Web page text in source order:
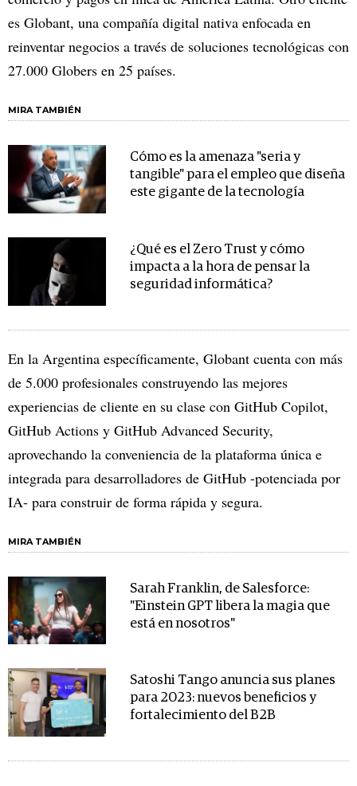
es Globant, una compañía digital nativa enfocada en
reinventar negocios a través de soluciones tecnológicas con
27.000 Globers en 25 países.
MIRA TAMBIÉN
Cómo es la amenaza "seria y
tangible" para el empleo que diseña
este gigante de la tecnología
¿Qué es el Zero Trust y cómo
impacta a la hora de pensar la
seguridad informática?
En la Argentina específicamente, Globant cuenta con más
de 5.000 profesionales construyendo las mejores
experiencias de cliente en su clase con GitHub Copilot,
GitHub Actions y GitHub Advanced Security,
aprovechando la conveniencia de la plataforma única e
integrada para desarrolladores de GitHub -potenciada por
IA- para construir de forma rápida y segura.
MIRA TAMBIÉN
Sarah Franklin, de Salesforce:
"Einstein GPT libera la magia que
está en nosotros"
Satoshi Tango anuncia sus planes
para 2023: nuevos beneficios y
fortalecimiento del B2B